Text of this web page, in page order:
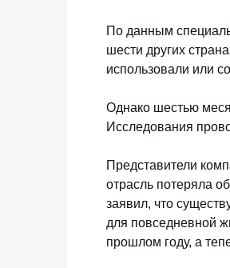
По данным
шести других
использовали или
Однако шестью
Исследования
Представители
отрасль потеряла
заявил, что
для повседневной
прошлом году, а